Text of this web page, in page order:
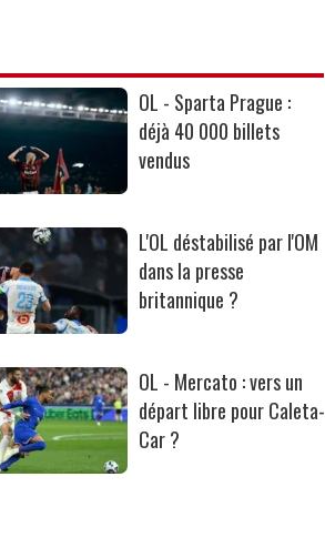
OL - Sparta Prague :
déjà 40 000 billets
vendus
L'OL déstabilisé par l'OM
dans la presse
britannique ?
OL - Mercato : vers un
départ libre pour Caleta-
Car ?